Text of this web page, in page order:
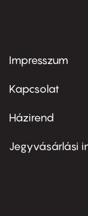
Footer
first
Impresszum
Kapcsolat
Footer
second
Házirend
Jegyvásárlási